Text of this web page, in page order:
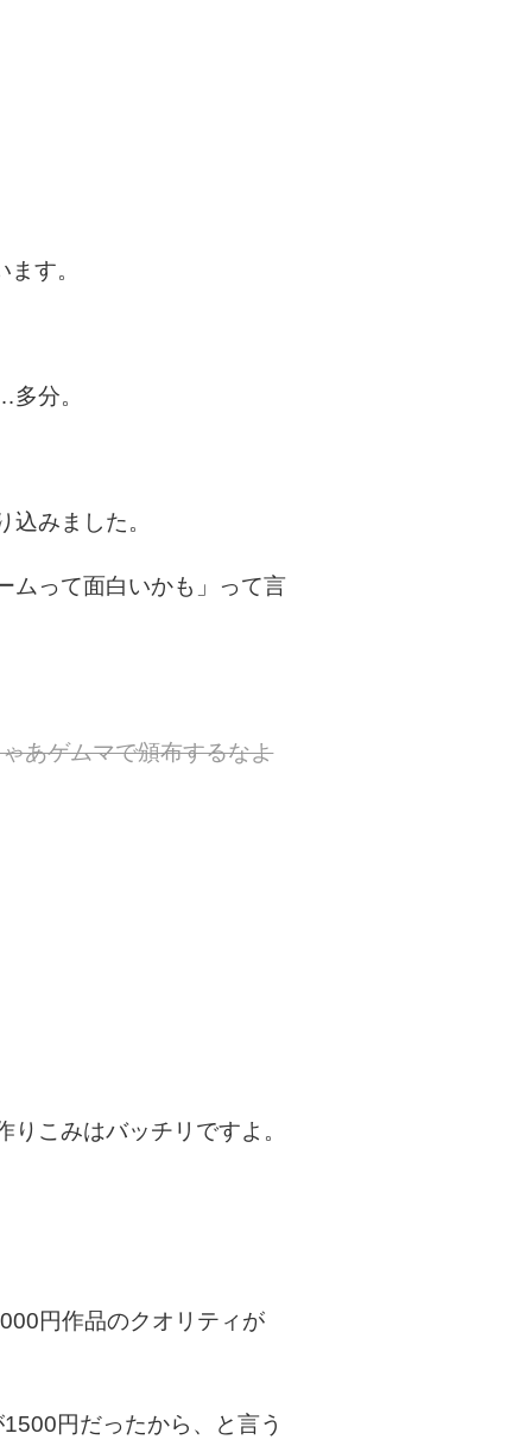
す。
分。
みました。
ムって面白いかも」って言
あゲムマで頒布するなよ
こみはバッチリですよ。
円作品のクオリティが
円だったから、と言う